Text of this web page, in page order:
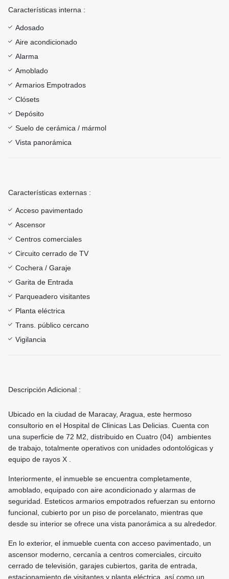
Características interna :
Adosado
Aire acondicionado
Alarma
Amoblado
Armarios Empotrados
Clósets
Depósito
Suelo de cerámica / mármol
Vista panorámica
Características externas :
Acceso pavimentado
Ascensor
Centros comerciales
Circuito cerrado de TV
Cochera / Garaje
Garita de Entrada
Parqueadero visitantes
Planta eléctrica
Trans. público cercano
Vigilancia
Descripción Adicional :
Ubicado en la ciudad de Maracay, Aragua, este hermoso
consultorio en el Hospital de Clinicas Las Delicias. Cuenta con
una superficie de 72 M2, distribuido en Cuatro (04) ambientes
de trabajo, totalmente operativos con unidades odontológicas y
equipo de rayos X .
Interiormente, el inmueble se encuentra completamente,
amoblado, equipado con aire acondicionado y alarmas de
seguridad. Esteticos armarios empotrados refuerzan su entorno
funcional, cubierto por un piso de porcelanato, mientras que
desde su interior se ofrece una vista panorámica a su alrededor.
En lo exterior, el inmueble cuenta con acceso pavimentado, un
ascensor moderno, cercanía a centros comerciales, circuito
cerrado de televisión, garajes cubiertos, garita de entrada,
estacionamiento de visitantes y planta eléctrica, así como un